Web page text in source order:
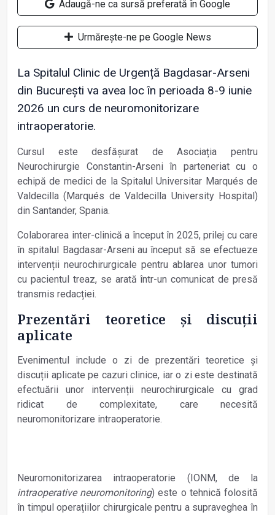
Adaugă-ne ca sursă preferată în Google
Urmărește-ne pe Google News
La Spitalul Clinic de Urgență Bagdasar-Arseni
din București va avea loc în perioada 8-9 iunie
2026 un curs de neuromonitorizare
intraoperatorie.
Cursul este desfășurat de Asociația pentru
Neurochirurgie Constantin-Arseni în parteneriat cu o
echipă de medici de la Spitalul Universitar Marqués de
Valdecilla (Marqués de Valdecilla University Hospital)
din Santander, Spania.
Colaborarea inter-clinică a început în 2025, prilej cu care
în spitalul Bagdasar-Arseni au început să se efectueze
intervenții neurochirurgicale pentru ablarea unor tumori
cu pacientul treaz, se arată într-un comunicat de presă
transmis redacției.
Prezentări teoretice și discuții
aplicate
Evenimentul include o zi de prezentări teoretice și
discuții aplicate pe cazuri clinice, iar o zi este destinată
efectuării unor intervenții neurochirurgicale cu grad
ridicat de complexitate, care necesită
neuromonitorizare intraoperatorie.
Neuromonitorizarea intraoperatorie (IONM, de la
intraoperative neuromonitoring) este o tehnică folosită
în timpul operațiilor chirurgicale pentru a supraveghea în